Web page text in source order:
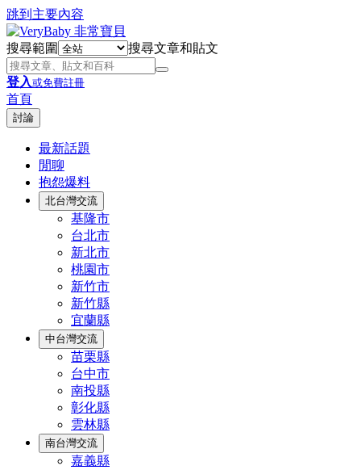
跳到主要內容
搜尋範圍 搜尋文章和貼文
登入或免費註冊
首頁
討論
最新話題
閒聊
抱怨爆料
北台灣交流
基隆市
台北市
新北市
桃園市
新竹市
新竹縣
宜蘭縣
中台灣交流
苗栗縣
台中市
南投縣
彰化縣
雲林縣
南台灣交流
嘉義縣